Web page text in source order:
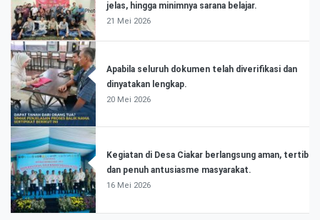
jelas, hingga minimnya sarana belajar.
21 Mei 2026
Apabila seluruh dokumen telah diverifikasi dan
dinyatakan lengkap.
20 Mei 2026
Kegiatan di Desa Ciakar berlangsung aman, tertib
dan penuh antusiasme masyarakat.
16 Mei 2026